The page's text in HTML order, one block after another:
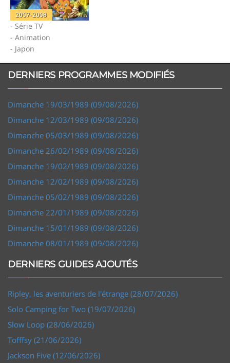
2007-2008
- Série TV
- Animation
- Japon
DERNIERS PROGRAMMES MODIFIÉS
Dimanche 19/03/1989 (09/08/2026)
Dimanche 12/03/1989 (09/08/2026)
Dimanche 05/03/1989 (09/08/2026)
Dimanche 26/02/1989 (09/08/2026)
Dimanche 19/02/1989 (09/08/2026)
Dimanche 12/02/1989 (09/08/2026)
Dimanche 05/02/1989 (09/08/2026)
Dimanche 22/01/1989 (09/08/2026)
Dimanche 15/01/1989 (09/08/2026)
Dimanche 08/01/1989 (09/08/2026)
DERNIERS GUIDES AJOUTÉS
Ripley, les aventuriers de l'étrange (28/07/2026)
Solo Camping for Two (19/07/2026)
Slow Loop (28/06/2026)
Tofffsy (21/06/2026)
Jackson Five (12/06/2026)